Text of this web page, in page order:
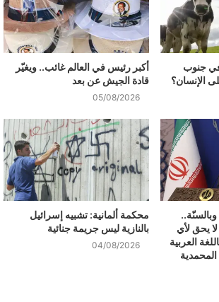
جنوب
الإنسان؟
أكبر رئيس في العالم غائب.. ويغيّر
قادة الجيش عن بعد
05/08/2026
يحق لأي
العربية
محكمة ألمانية: تشبيه إسرائيل
بالنازية ليس جريمة جنائية
04/08/2026